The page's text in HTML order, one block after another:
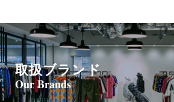
取扱ブランド
Our Brands